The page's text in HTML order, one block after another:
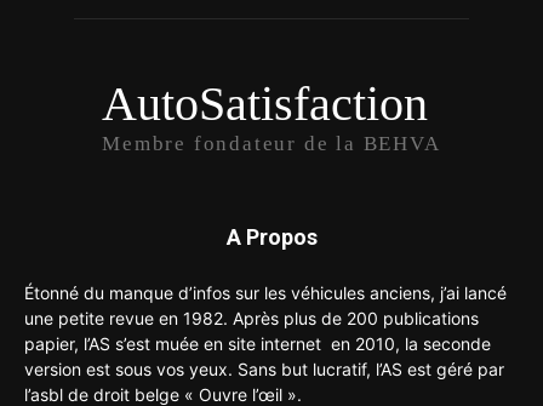
AutoSatisfaction
Membre fondateur de la BEHVA
A Propos
Étonné du manque d’infos sur les véhicules anciens, j’ai lancé
une petite revue en 1982. Après plus de 200 publications
papier, l’AS s’est muée en site internet en 2010, la seconde
version est sous vos yeux. Sans but lucratif, l’AS est géré par
l’asbl de droit belge « Ouvre l’œil ».